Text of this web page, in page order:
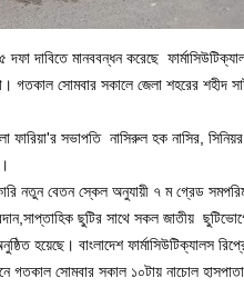
দফা দাবিতে মানববন্ধন করেছে
গতকাল সোমবার সকালে জেলা শহরের শহীদ
ফারিয়া'র সভাপতি নাসিরুল হক নাসির,
নতুন বেতন স্কেল অনুযায়ী ৭ ম গ্রেড
ছুটির সাথে সকল জাতীয়
হয়েছে। বাংলাদেশ ফার্মাসিউটিক্যালস
গতকাল সোমবার সকাল ১০টায় নাচোল